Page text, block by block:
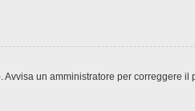
Avvisa un amministratore per correggere il